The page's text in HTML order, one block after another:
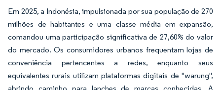
Em 2025, a Indonésia, impulsionada por sua população de 270
milhões de habitantes e uma classe média em expansão,
comandou uma participação significativa de 27,60% do valor
do mercado. Os consumidores urbanos frequentam lojas de
conveniência pertencentes a redes, enquanto seus
equivalentes rurais utilizam plataformas digitais de "warung",